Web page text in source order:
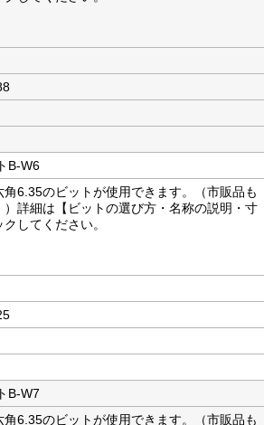
B-W6
角6.35のビットが使用できます。（市販品も
）詳細は【ビットの選び方・名称の説明・寸
してください。
B-W7
角6.35のビットが使用できます。（市販品も